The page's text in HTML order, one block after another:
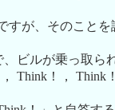
すが、そのこと
ビルが乗っ取ら
Think！，